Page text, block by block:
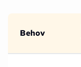
Behov